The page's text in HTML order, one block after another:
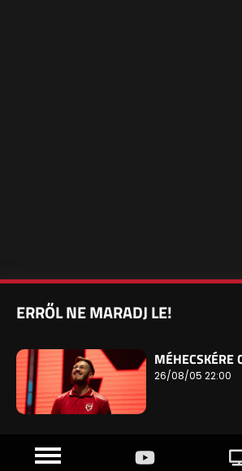
ERRŐL NE MARADJ LE!
MÉHECSKÉRE
26/08/05 22:00